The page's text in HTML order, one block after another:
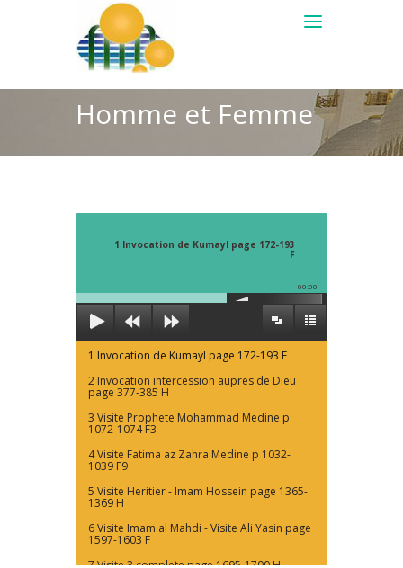
Homme et Femme
1 Invocation de Kumayl page 172-193
F
00:00
1 Invocation de Kumayl page 172-193 F
2 Invocation intercession aupres de Dieu
page 377-385 H
3 Visite Prophete Mohammad Medine p
1072-1074 F3
4 Visite Fatima az Zahra Medine p 1032-
1039 F9
5 Visite Heritier - Imam Hossein page 1365-
1369 H
6 Visite Imam al Mahdi - Visite Ali Yasin page
1597-1603 F
7 Visite 3 complete page 1695-1700 H